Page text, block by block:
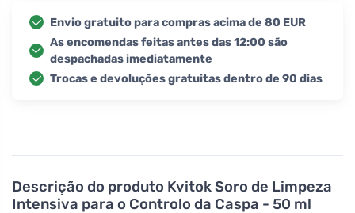
Descrição do produto Kvitok Soro de Limpeza
Intensiva para o Controlo da Caspa - 50 ml
Envio gratuito para compras acima de 80 EUR
As encomendas feitas antes das 12:00 são
despachadas imediatamente
Trocas e devoluções gratuitas dentro de 90 dias